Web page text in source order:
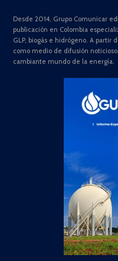
Desde 2014, Grupo Comunicar
publicación en Colombia
GLP, biogás e hidrógeno. A partir
como medio de difusión
cambiante mundo de la energía.